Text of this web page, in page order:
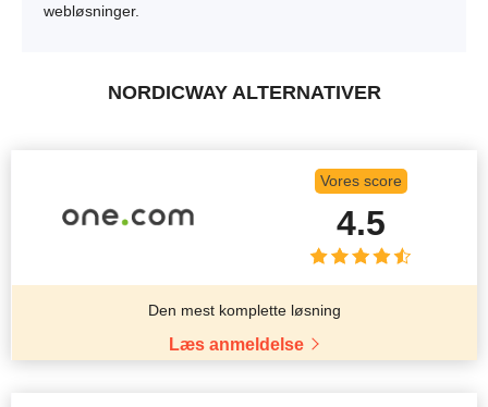
webløsninger.
NORDICWAY ALTERNATIVER
Vores score
4.5
Den mest komplette løsning
Læs anmeldelse